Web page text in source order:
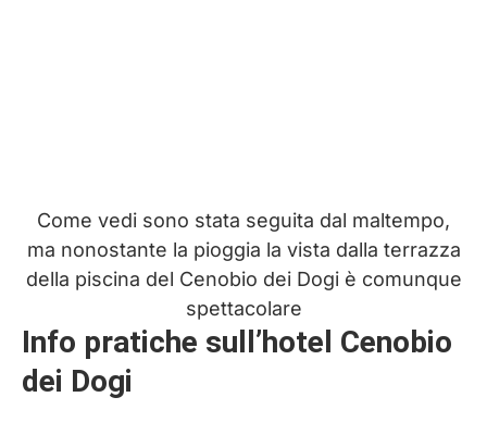
Come vedi sono stata seguita dal maltempo,
ma nonostante la pioggia la vista dalla terrazza
della piscina del Cenobio dei Dogi è comunque
spettacolare
Info pratiche sull’hotel Cenobio
dei Dogi